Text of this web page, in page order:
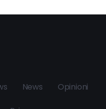
News Opinioni